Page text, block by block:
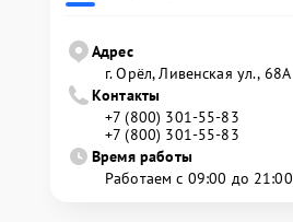
Адрес
г. Орёл, Ливенская ул., 68А
Контакты
+7 (800) 301-55-83
+7 (800) 301-55-83
Время работы
Работаем с 09:00 до 21:00